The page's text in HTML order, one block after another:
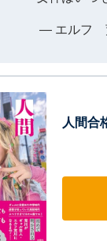
— エルフ
人間合